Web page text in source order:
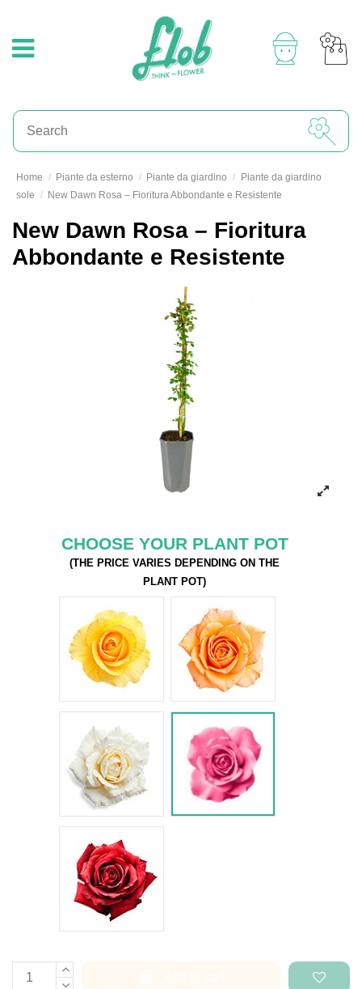
Home Piante da esterno Piante da giardino
Piante da giardino
sole
New Dawn Rosa – Fioritura Abbondante e Resistente
New Dawn Rosa – Fioritura
Abbondante e Resistente
CHOOSE YOUR PLANT POT
(THE PRICE VARIES DEPENDING ON THE
PLANT POT)
Rosa Giallo Rosa Arancio
Rosa Bianco Rosa fucsia
Rosa rosso